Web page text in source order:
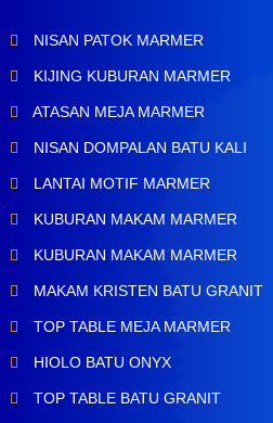
NISAN PATOK MARMER
KIJING KUBURAN MARMER
ATASAN MEJA MARMER
NISAN DOMPALAN BATU KALI
LANTAI MOTIF MARMER
KUBURAN MAKAM MARMER
KUBURAN MAKAM MARMER
MAKAM KRISTEN BATU GRANIT
TOP TABLE MEJA MARMER
HIOLO BATU ONYX
TOP TABLE BATU GRANIT